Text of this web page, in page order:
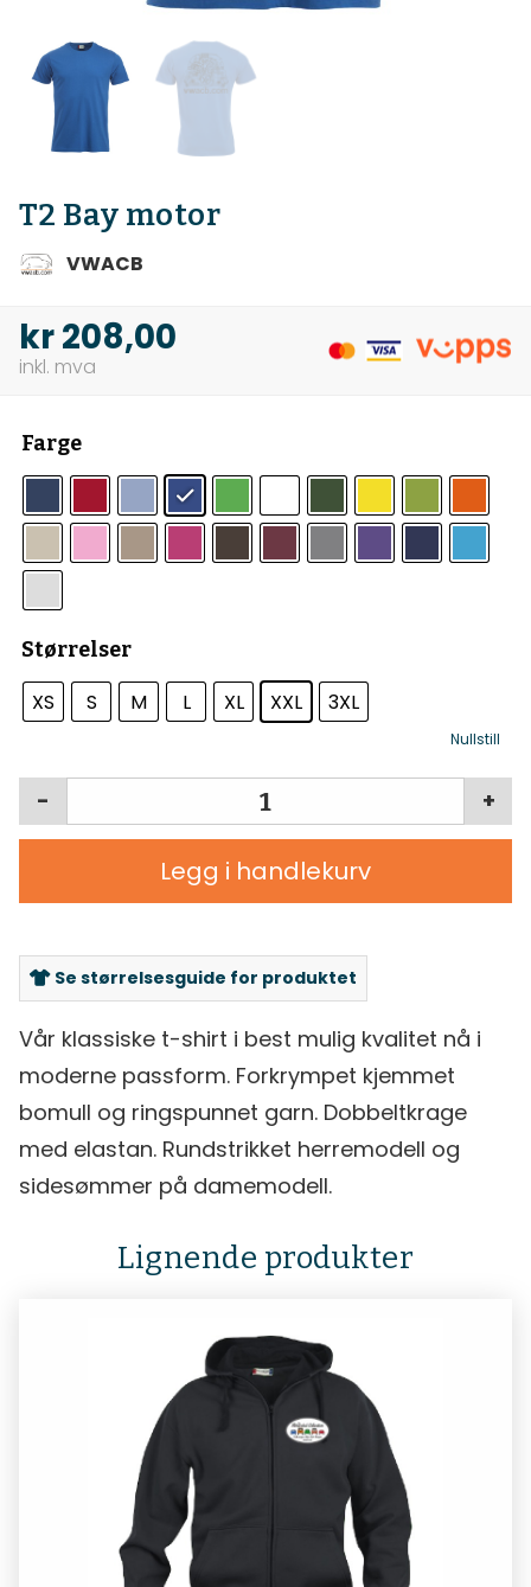
T2 Bay motor
VWACB
kr208,00
Farge
Størrelser
XS S M L XL XXL 3XL
Nullstill
+
-
Legg i handlekurv
Se størrelsesguide for produktet
Vår klassiske t-shirt i best mulig kvalitet nå i
moderne passform. Forkrympet kjemmet
bomull og ringspunnet garn. Dobbeltkrage
med elastan. Rundstrikket herremodell og
sidesømmer på damemodell.
Lignende produkter